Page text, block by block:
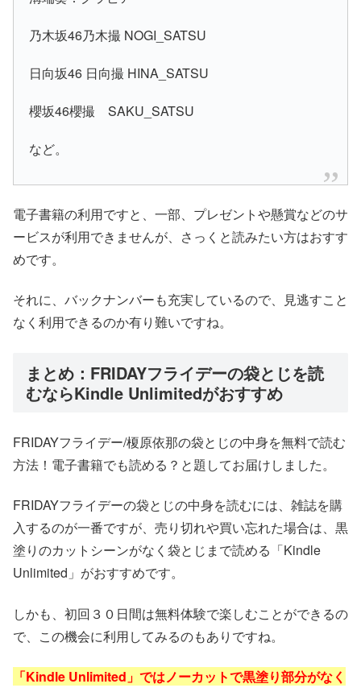
乃木坂46乃木撮 NOGI_SATSU
日向坂46 日向撮 HINA_SATSU
櫻坂46櫻撮 SAKU_SATSU
など。
電子書籍の利用ですと、一部、プレゼントや懸賞などのサ
ービスが利用できませんが、さっくと読みたい方はおすす
めです。
それに、バックナンバーも充実しているので、見逃すこと
なく利用できるのか有り難いですね。
まとめ：FRIDAYフライデーの袋とじを読
むならKindle Unlimitedがおすすめ
FRIDAYフライデー/榎原依那の袋とじの中身を無料で読む
方法！電子書籍でも読める？と題してお届けしました。
FRIDAYフライデーの袋とじの中身を読むには、雑誌を購
入するのが一番ですが、売り切れや買い忘れた場合は、黒
塗りのカットシーンがなく袋とじまで読める「Kindle
Unlimited」がおすすめです。
しかも、初回３０日間は無料体験で楽しむことができるの
で、この機会に利用してみるのもありですね。
「Kindle Unlimited」ではノーカットで黒塗り部分がなく